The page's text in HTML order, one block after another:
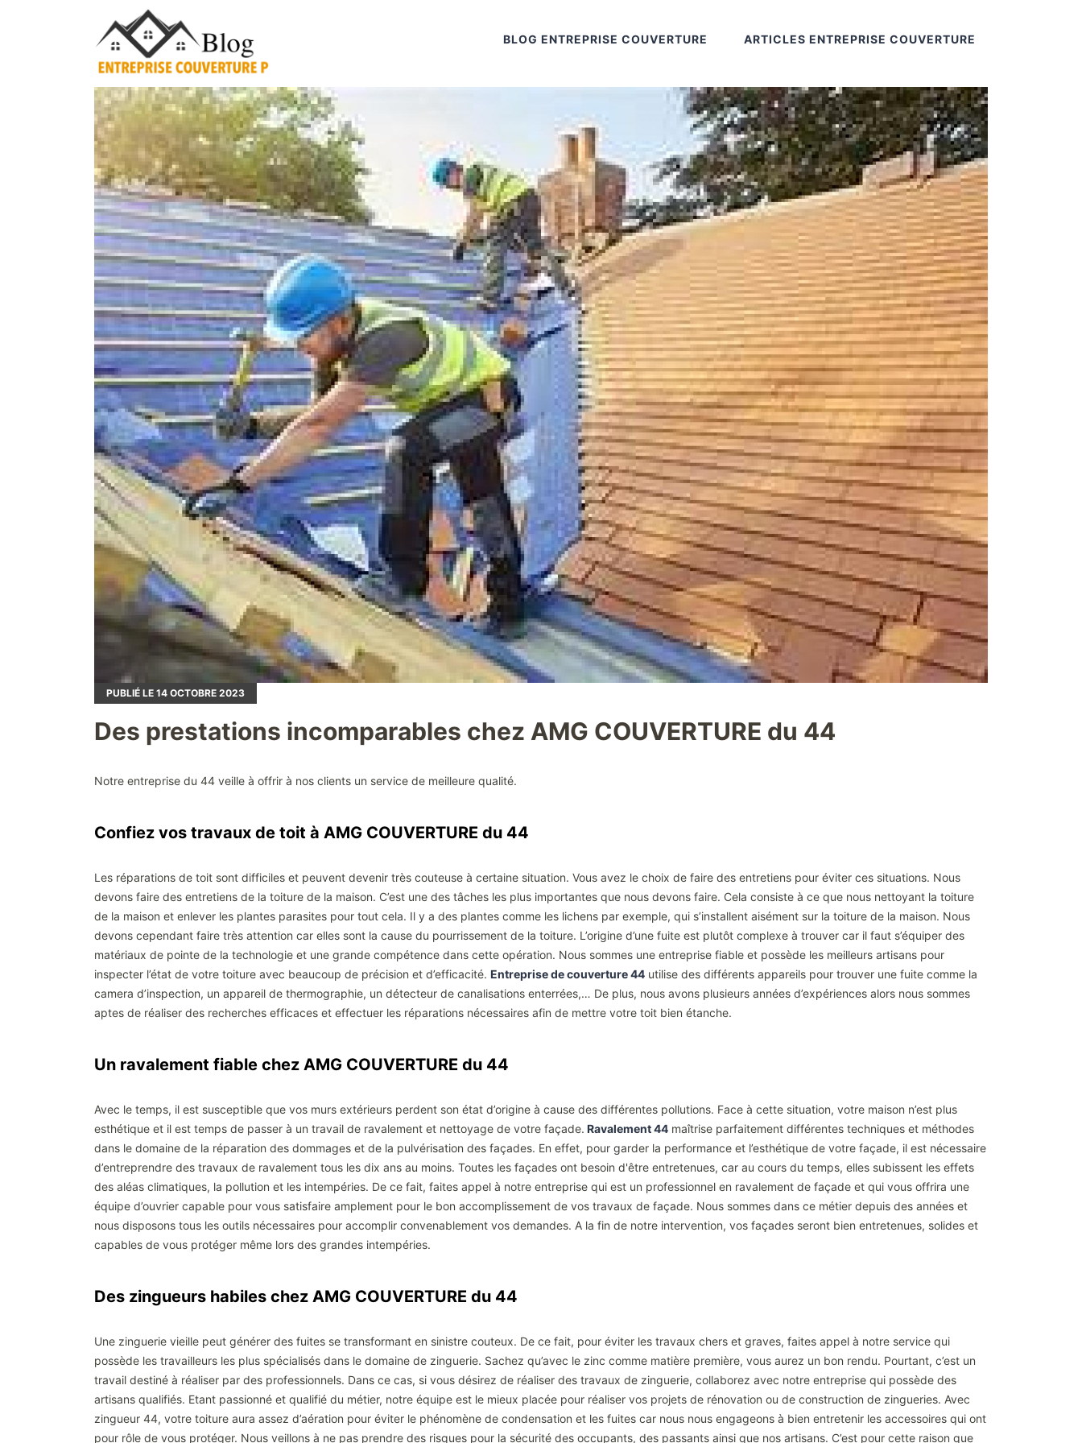
BLOG ENTREPRISE COUVERTURE ARTICLES ENTREPRISE COUVERTURE
PUBLIÉ LE 14 OCTOBRE 2023
Des prestations incomparables chez AMG COUVERTURE du 44
Notre entreprise du 44 veille à offrir à nos clients un service de meilleure qualité.
Confiez vos travaux de toit à AMG COUVERTURE du 44
Les réparations de toit sont difficiles et peuvent devenir très couteuse à certaine situation. Vous avez le choix de faire des entretiens pour éviter ces situations. Nous
devons faire des entretiens de la toiture de la maison. C’est une des tâches les plus importantes que nous devons faire. Cela consiste à ce que nous nettoyant la toiture
de la maison et enlever les plantes parasites pour tout cela. Il y a des plantes comme les lichens par exemple, qui s’installent aisément sur la toiture de la maison. Nous
devons cependant faire très attention car elles sont la cause du pourrissement de la toiture. L’origine d’une fuite est plutôt complexe à trouver car il faut s’équiper des
matériaux de pointe de la technologie et une grande compétence dans cette opération. Nous sommes une entreprise fiable et possède les meilleurs artisans pour
inspecter l’état de votre toiture avec beaucoup de précision et d’efficacité. Entreprise de couverture 44 utilise des différents appareils pour trouver une fuite comme la
camera d’inspection, un appareil de thermographie, un détecteur de canalisations enterrées,… De plus, nous avons plusieurs années d’expériences alors nous sommes
aptes de réaliser des recherches efficaces et effectuer les réparations nécessaires afin de mettre votre toit bien étanche.
Un ravalement fiable chez AMG COUVERTURE du 44
Avec le temps, il est susceptible que vos murs extérieurs perdent son état d’origine à cause des différentes pollutions. Face à cette situation, votre maison n’est plus
esthétique et il est temps de passer à un travail de ravalement et nettoyage de votre façade. Ravalement 44 maîtrise parfaitement différentes techniques et méthodes
dans le domaine de la réparation des dommages et de la pulvérisation des façades. En effet, pour garder la performance et l’esthétique de votre façade, il est nécessaire
d’entreprendre des travaux de ravalement tous les dix ans au moins. Toutes les façades ont besoin d'être entretenues, car au cours du temps, elles subissent les effets
des aléas climatiques, la pollution et les intempéries. De ce fait, faites appel à notre entreprise qui est un professionnel en ravalement de façade et qui vous offrira une
équipe d’ouvrier capable pour vous satisfaire amplement pour le bon accomplissement de vos travaux de façade. Nous sommes dans ce métier depuis des années et
nous disposons tous les outils nécessaires pour accomplir convenablement vos demandes. A la fin de notre intervention, vos façades seront bien entretenues, solides et
capables de vous protéger même lors des grandes intempéries.
Des zingueurs habiles chez AMG COUVERTURE du 44
Une zinguerie vieille peut générer des fuites se transformant en sinistre couteux. De ce fait, pour éviter les travaux chers et graves, faites appel à notre service qui
possède les travailleurs les plus spécialisés dans le domaine de zinguerie. Sachez qu’avec le zinc comme matière première, vous aurez un bon rendu. Pourtant, c’est un
travail destiné à réaliser par des professionnels. Dans ce cas, si vous désirez de réaliser des travaux de zinguerie, collaborez avec notre entreprise qui possède des
artisans qualifiés. Etant passionné et qualifié du métier, notre équipe est le mieux placée pour réaliser vos projets de rénovation ou de construction de zingueries. Avec
zingueur 44, votre toiture aura assez d’aération pour éviter le phénomène de condensation et les fuites car nous nous engageons à bien entretenir les accessoires qui ont
pour rôle de vous protéger. Nous veillons à ne pas prendre des risques pour la sécurité des occupants, des passants ainsi que nos artisans. C’est pour cette raison que